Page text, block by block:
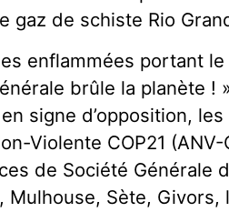
gaz de schiste Rio
enflammées portant
brûle la planète !
signe d’opposition,
Violente COP21
de Société Générale
Sète, Givors,